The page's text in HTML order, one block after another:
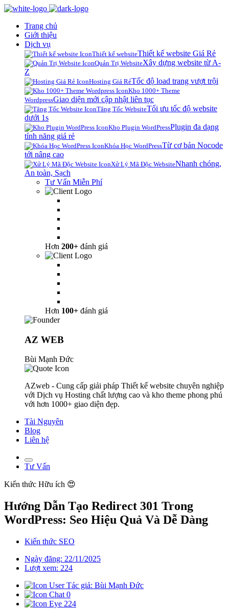
Trang chủ
Giới thiệu
Dịch vụ
Thiết kế websiteThiết kế website Giá Rẻ
Quản Trị WebsiteXây dựng website từ A-
Z
Hosting Giá RẻTốc độ load trang vượt trội
Kho 1000+ Theme
WordpressGiao diện mới cập nhật liên tục
Tăng Tốc WebsiteTối ưu tốc độ website
dưới 1s
Kho Plugin WordPressPlugin đa dạng
tính năng giá rẻ
Khóa Học WordPressTừ cơ bản Nocode
tới nâng cao
Xử Lý Mã Độc WebsiteNhanh chóng,
An toàn, Sạch
Tư Vấn Miễn Phí
Hơn 200+ đánh giá
Hơn 100+ đánh giá
AZ WEB
Bùi Mạnh Đức
AZweb - Cung cấp giải pháp Thiết kế website chuyên nghiệp
với Dịch vụ Hosting chất lượng cao và kho theme phong phú
với hơn 1000+ giao diện đẹp.
Tài Nguyên
Blog
Liên hệ
Tư Vấn
Kiến thức Hữu ích 😍
Hướng Dẫn Tạo Redirect 301 Trong
WordPress: Seo Hiệu Quả Và Dễ Dàng
Kiến thức SEO
Ngày đăng: 22/11/2025
Lượt xem: 224
Tác giả: Bùi Mạnh Đức
0
224